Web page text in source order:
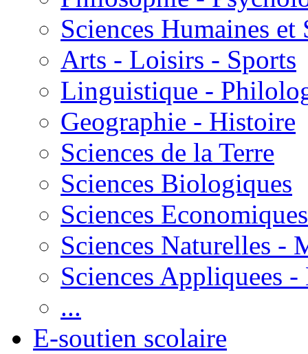
Sciences Humaines et
Arts - Loisirs - Sports
Linguistique -
Geographie - Histoire
Sciences de la Terre
Sciences Biologiques
Sciences Economiques
Sciences Naturelles -
Sciences Appliquees
...
E-soutien scolaire